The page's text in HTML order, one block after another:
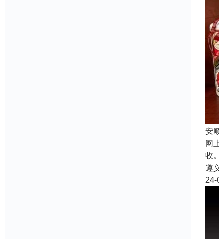
安
网
收
遵
24-